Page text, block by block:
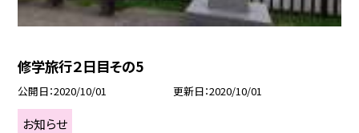
修学旅行２日目その5
公開日 2020/10/01 更新日 2020/10/01
お知らせ